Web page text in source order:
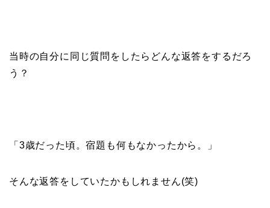
当時の自分に同じ質問をしたらどんな返答をするだろ
う？
「3歳だった頃。宿題も何もなかったから。」
そんな返答をしていたかもしれません(笑)